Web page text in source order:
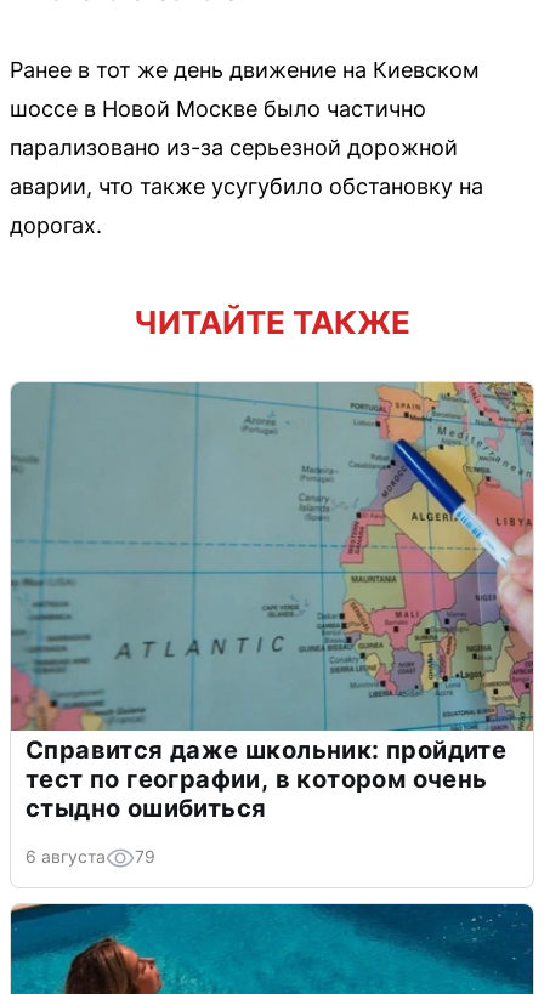
Ранее в тот же день движение на Киевском
шоссе в Новой Москве было частично
парализовано из-за серьезной дорожной
аварии, что также усугубило обстановку на
дорогах.
ЧИТАЙТЕ ТАКЖЕ
Справится даже школьник: пройдите
тест по географии, в котором очень
стыдно ошибиться
6 августа 79